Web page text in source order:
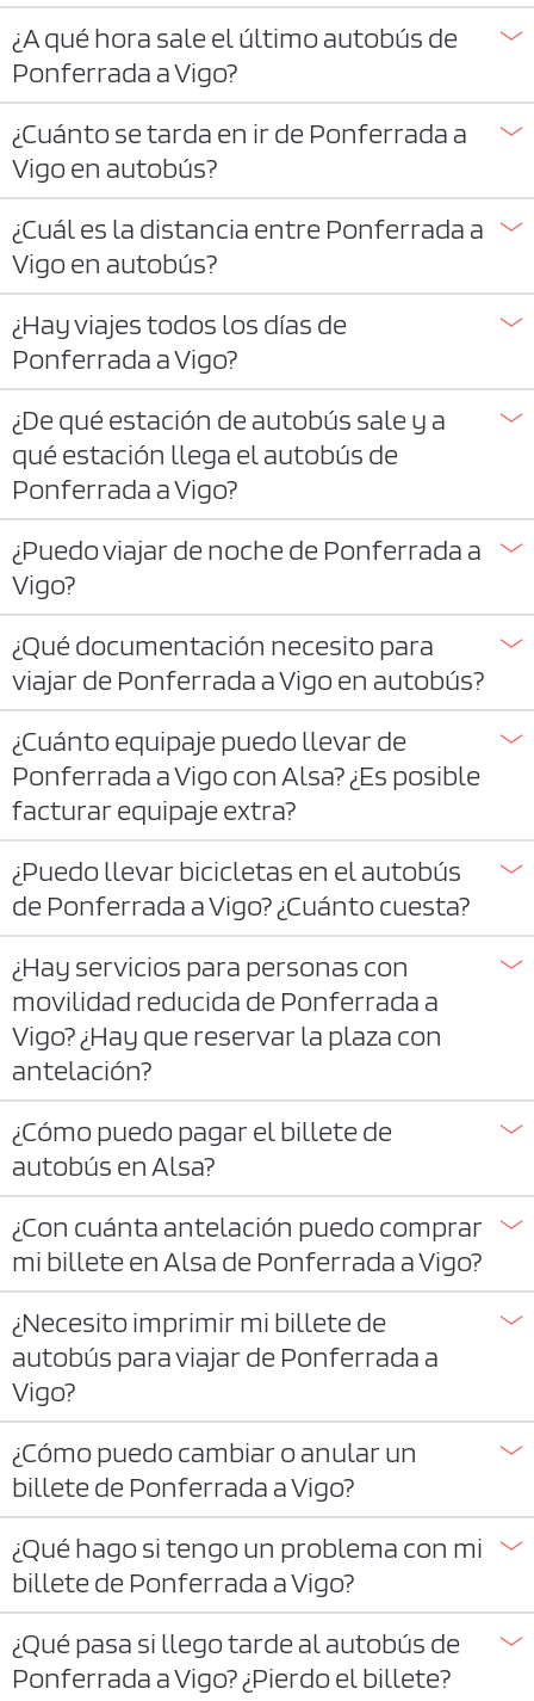
¿A qué hora sale el último autobús de
Ponferrada a Vigo?
¿Cuánto se tarda en ir de Ponferrada a
Vigo en autobús?
¿Cuál es la distancia entre Ponferrada a
Vigo en autobús?
¿Hay viajes todos los días de
Ponferrada a Vigo?
¿De qué estación de autobús sale y a
qué estación llega el autobús de
Ponferrada a Vigo?
¿Puedo viajar de noche de Ponferrada a
Vigo?
¿Qué documentación necesito para
viajar de Ponferrada a Vigo en autobús?
¿Cuánto equipaje puedo llevar de
Ponferrada a Vigo con Alsa? ¿Es posible
facturar equipaje extra?
¿Puedo llevar bicicletas en el autobús
de Ponferrada a Vigo? ¿Cuánto cuesta?
¿Hay servicios para personas con
movilidad reducida de Ponferrada a
Vigo? ¿Hay que reservar la plaza con
antelación?
¿Cómo puedo pagar el billete de
autobús en Alsa?
¿Con cuánta antelación puedo comprar
mi billete en Alsa de Ponferrada a Vigo?
¿Necesito imprimir mi billete de
autobús para viajar de Ponferrada a
Vigo?
¿Cómo puedo cambiar o anular un
billete de Ponferrada a Vigo?
¿Qué hago si tengo un problema con mi
billete de Ponferrada a Vigo?
¿Qué pasa si llego tarde al autobús de
Ponferrada a Vigo? ¿Pierdo el billete?